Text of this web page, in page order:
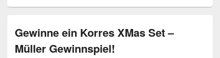
Gewinne ein Korres XMas Set –
Müller Gewinnspiel!